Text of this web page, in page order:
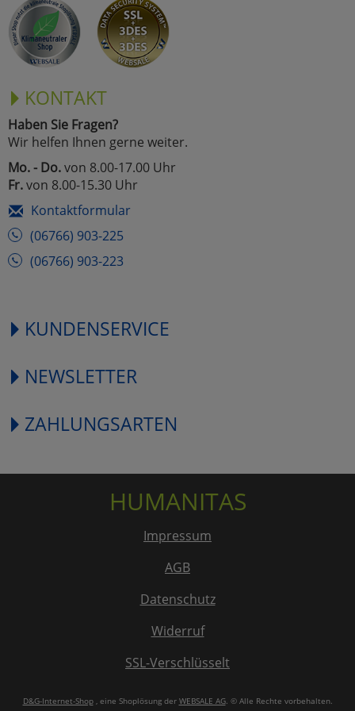
KONTAKT
Haben Sie Fragen?
Wir helfen Ihnen gerne weiter.
Mo. - Do.von 8.00-17.00 Uhr
Fr.von 8.00-15.30 Uhr
Kontaktformular
(06766) 903-225
(06766) 903-223
KUNDENSERVICE
NEWSLETTER
ZAHLUNGSARTEN
HUMANITAS
Impressum
AGB
Datenschutz
Widerruf
SSL-Verschlüsselt
D&G-Internet-Shop, eine Shoplösung der WEBSALE AG. © Alle Rechte vorbehalten.
Marketing
Alle Akzeptieren
Cookies
Einstellungen speichern